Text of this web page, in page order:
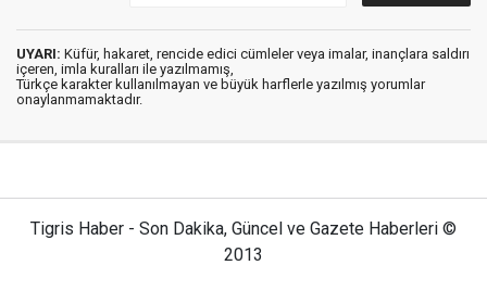
UYARI: Küfür, hakaret, rencide edici cümleler veya imalar, inançlara saldırı
içeren, imla kuralları ile yazılmamış,
Türkçe karakter kullanılmayan ve büyük harflerle yazılmış yorumlar
onaylanmamaktadır.
Tigris Haber - Son Dakika, Güncel ve Gazete Haberleri ©
2013